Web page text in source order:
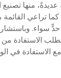
منها تصنيع
تراعي
سواء.
الاستفادة في